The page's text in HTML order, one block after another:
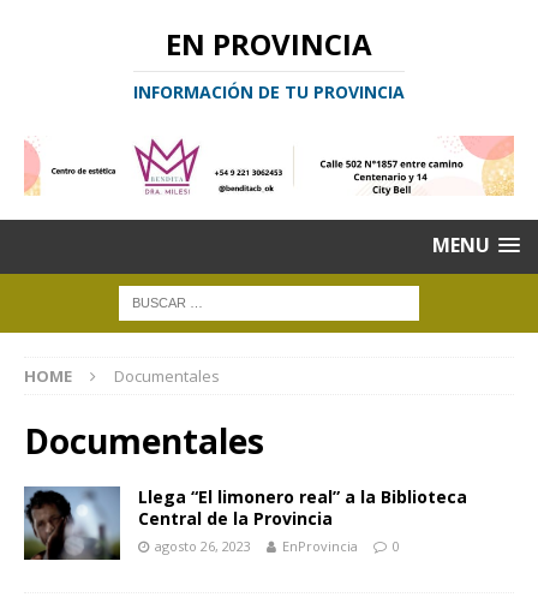
EN PROVINCIA
INFORMACIÓN DE TU PROVINCIA
MENU
HOME Documentales
Documentales
Llega “El limonero real” a la Biblioteca
Central de la Provincia
agosto 26, 2023 EnProvincia 0